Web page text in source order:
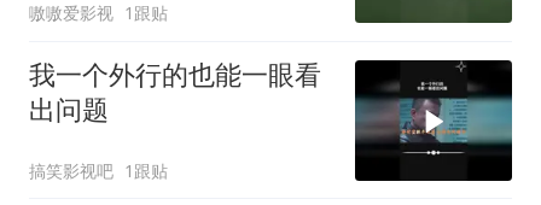
嗷嗷爱影视 1跟贴
我一个外行的也能一眼看
出问题
搞笑影视吧 1跟贴